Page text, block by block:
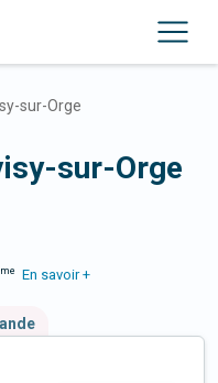
sur-Orge
sur-Orge
En savoir +